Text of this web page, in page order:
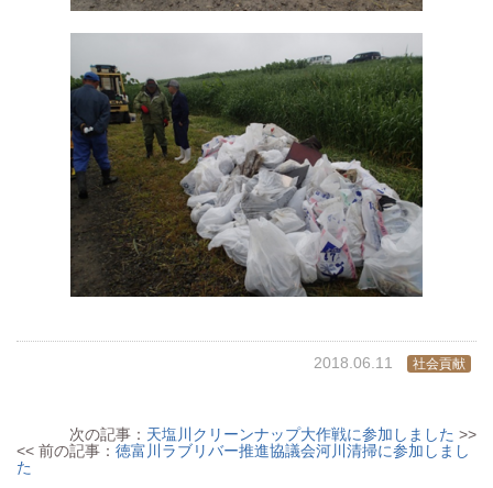
2018.06.11 社会貢献
次の記事： 天塩川クリーンナップ大作戦に参加しました >>
<< 前の記事： 徳富川ラブリバー推進協議会河川清掃に参加しまし
た